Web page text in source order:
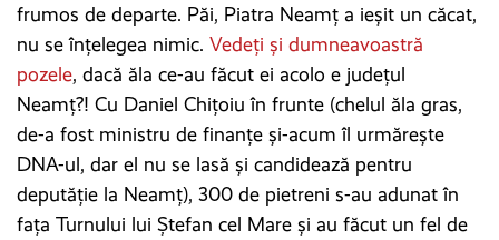
frumos de departe. Păi, Piatra Neamț a ieșit un căcat,
nu se înțelegea nimic. Vedeți și dumneavoastră
pozele, dacă ăla ce-au făcut ei acolo e județul
Neamț?! Cu Daniel Chițoiu în frunte (chelul ăla gras,
de-a fost ministru de finanțe și-acum îl urmărește
DNA-ul, dar el nu se lasă și candidează pentru
deputăție la Neamț), 300 de pietreni s-au adunat în
fața Turnului lui Ștefan cel Mare și au făcut un fel de